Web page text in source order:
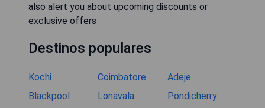
also alert you about upcoming discounts or
exclusive offers
Destinos populares
Kochi Coimbatore
Adeje
Blackpool
Lonavala
Pondicherry